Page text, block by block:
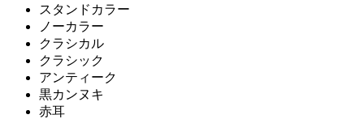
スタンドカラー
ノーカラー
クラシカル
クラシック
アンティーク
黒カンヌキ
赤耳